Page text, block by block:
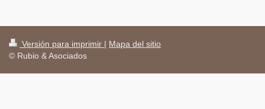
Versión para imprimir | Mapa del sitio
© Rubio & Asociados